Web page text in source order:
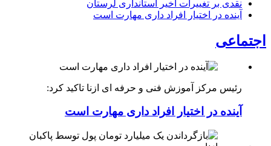
نقدی بر تغییرات اخیر استانداری لرستان
آینده در اختیار افراد داری مهارت است
رئیس مرکز آموزش فنی و حرفه ای ازنا تاکید کرد:
آینده در اختیار افراد داری مهارت است